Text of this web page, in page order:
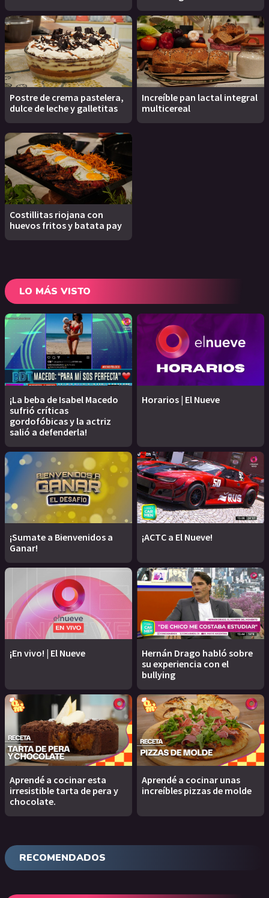
Postre de crema pastelera,
dulce de leche y galletitas
Increíble pan lactal integral
multicereal
Costillitas riojana con
huevos fritos y batata pay
LO MÁS VISTO
¡La beba de Isabel Macedo
sufrió críticas
gordofóbicas y la actriz
salió a defenderla!
Horarios | El Nueve
¡Sumate a Bienvenidos a
Ganar!
¡ACTC a El Nueve!
¡En vivo! | El Nueve
Hernán Drago habló sobre
su experiencia con el
bullying
Aprendé a cocinar esta
irresistible tarta de pera y
chocolate.
Aprendé a cocinar unas
increíbles pizzas de molde
RECOMENDADOS